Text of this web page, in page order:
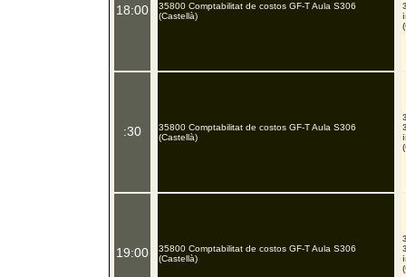
18:00
:30
19:00
35800 Comptabilitat de costos GF-T Aula S306
(Castellà)
35800 Comptabilitat de costos GF-T Aula S306
(Castellà)
35800 Comptabilitat de costos GF-T Aula S306
(Castellà)